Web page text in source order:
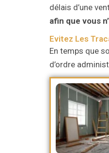
délais d’une
afin que vous
Evitez Les
En temps que
d’ordre